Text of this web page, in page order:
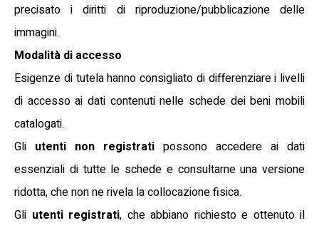
precisato i diritti di riproduzione/pubblicazione delle
immagini.
Modalità di accesso
Esigenze di tutela hanno consigliato di differenziare i livelli
di accesso ai dati contenuti nelle schede dei beni mobili
catalogati.
Gli utenti non registrati possono accedere ai dati
essenziali di tutte le schede e consultarne una versione
ridotta, che non ne rivela la collocazione fisica.
Gli utenti registrati, che abbiano richiesto e ottenuto il